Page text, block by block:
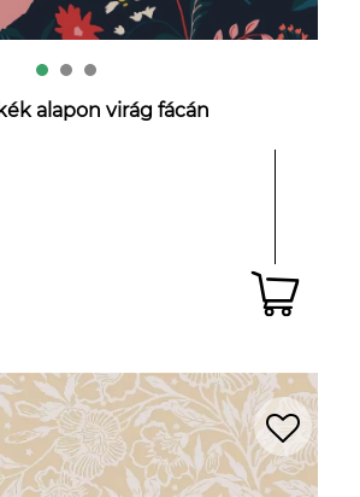
alapon virág fácán